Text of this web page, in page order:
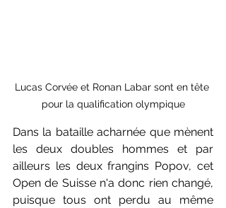
Lucas Corvée et Ronan Labar sont en tête
pour la qualification olympique
Dans la bataille acharnée que mènent
les deux doubles hommes et par
ailleurs les deux frangins Popov, cet
Open de Suisse n'a donc rien changé,
puisque tous ont perdu au même